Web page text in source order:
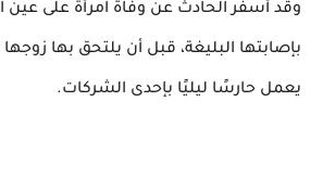
وقد أسفر الحادث عن وفاة امرأة على عين
بإصابتها البليغة، قبل أن يلتحق بها
يعمل حارسًا ليليًا بإحدى الشركات.